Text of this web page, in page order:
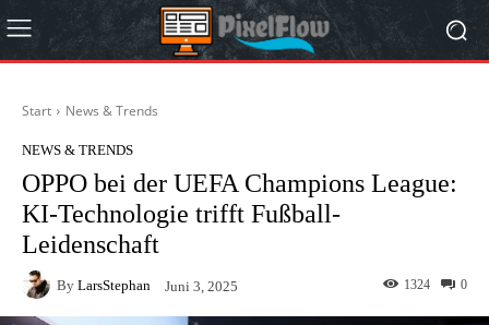
Start News & Trends
NEWS & TRENDS
OPPO bei der UEFA Champions League:
KI-Technologie trifft Fußball-
Leidenschaft
By LarsStephan Juni 3, 2025 0
1324